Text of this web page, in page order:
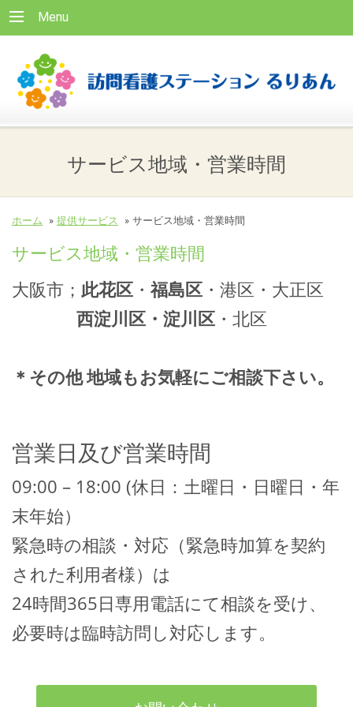
Menu
サービス地域・営業時間
ホーム » 提供サービス » サービス地域・営業時間
サービス地域・営業時間
大阪市； 此花区 ・福島区 ・ 港区 ・大正区
西淀川区・淀川区 ・北区
＊その他 地域もお気軽にご相談下さい。
営業日及び営業時間
09:00 – 18:00 (休日：土曜日・日曜日・年
末年始）
緊急時の相談・対応（緊急時加算を契約
された利用者様）は
24時間365日専用電話にて相談を受け、
必要時は臨時訪問し対応します。